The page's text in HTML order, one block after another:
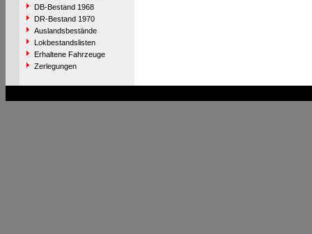
DB-Bestand 1968
DR-Bestand 1970
Auslandsbestände
Lokbestandslisten
Erhaltene Fahrzeuge
Zerlegungen